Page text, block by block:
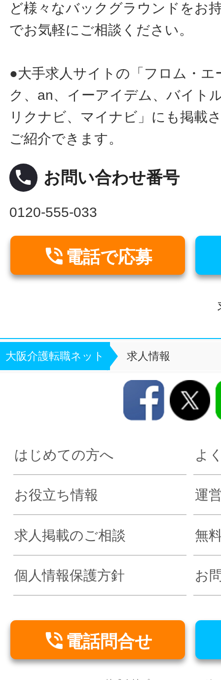
ど様々なバックグラウンドをお
でお気軽にご相談ください。
●大手求人サイトの「フロム・
ク、an、イーアイデム、バイト
リクナビ、マイナビ」にも掲載
ご紹介できます。
local_phone お問い合わせ番号
0120-555-033
 電話で応募
大阪介護転職ネット 求人情報
はじめての方へ よ
お役立ち情報 運
求人掲載のご相談 無
個人情報保護方針 お
 電話問合せ